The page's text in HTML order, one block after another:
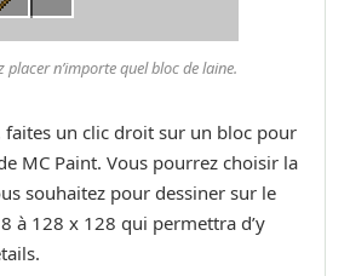
placer n’importe quel bloc de laine.
faites un clic droit sur un bloc pour
MC Paint. Vous pourrez choisir la
souhaitez pour dessiner sur le
à 128 x 128 qui permettra d’y